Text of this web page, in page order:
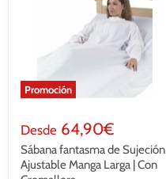
Promoción
Desde 64,90€
Sábana fantasma de Sujeción
Ajustable Manga Larga | Con